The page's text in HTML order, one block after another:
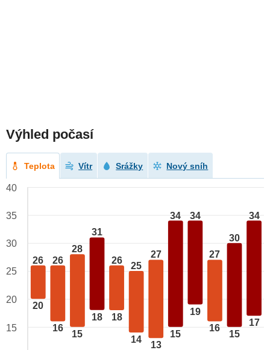
Výhled počasí
Teplota Vítr Srážky Nový sníh
26
20
26
16
28
15
31
18
26
18
25
14
27
13
34
15
34
19
27
16
30
15
34
17
40
35
30
25
20
15